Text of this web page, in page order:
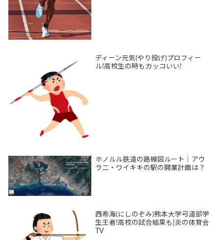
ディーン元気(やり投げ)プロフィー
ル!高校生の時もカッコいい!
ホノルル鉄道の路線図ルート｜アウ
ラ二・ワイキキの駅の開業計画は？
西希海(にしのぞみ)熊本大学弓道部学
生王者!高校の試合結果も|炎の体育会
TV